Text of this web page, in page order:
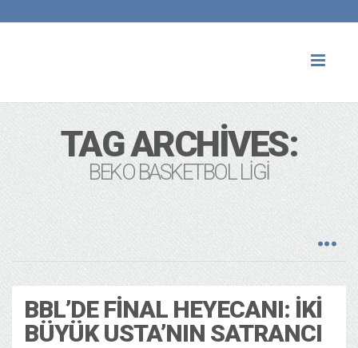
TAG ARCHIVES:
BEKO BASKETBOL LIGI
BBL’DE FINAL HEYECANI: İKI
BÜYÜK USTA’NIN SATRANCI